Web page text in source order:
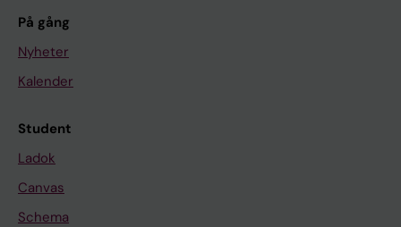
På gång
Nyheter
Kalender
Student
Ladok
Canvas
Schema